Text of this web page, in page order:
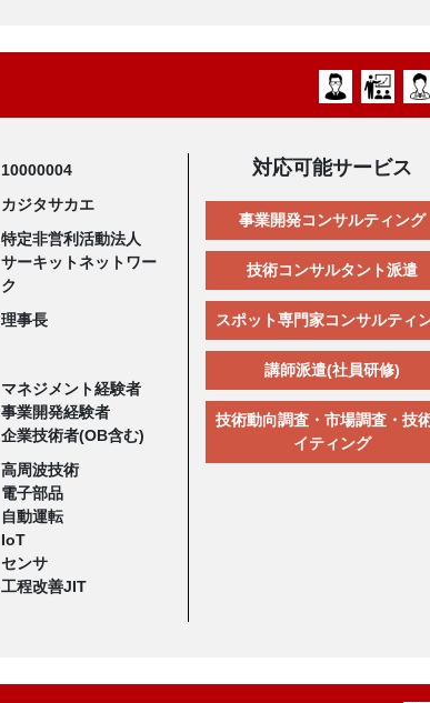
10000004
カジタサカエ
特定非営利活動法人
サーキットネットワー
ク
理事長
マネジメント経験者
事業開発経験者
企業技術者(OB含む)
高周波技術
電子部品
自動運転
IoT
センサ
工程改善JIT
対応可能サービス
事業開発コンサルティング
技術コンサルタント派遣
スポット専門家コンサルティ
講師派遣(社員研修)
技術動向調査・市場調査・技
イティング